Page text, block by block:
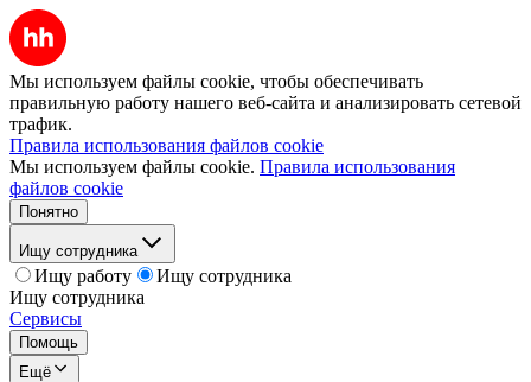
Мы используем файлы cookie, чтобы обеспечивать
правильную работу нашего веб-сайта и анализировать сетевой
трафик.
Правила использования файлов cookie
Мы используем файлы cookie. Правила использования
файлов cookie
Понятно
Ищу сотрудника
Ищу работу
Ищу сотрудника
Ищу сотрудника
Сервисы
Помощь
Ещё